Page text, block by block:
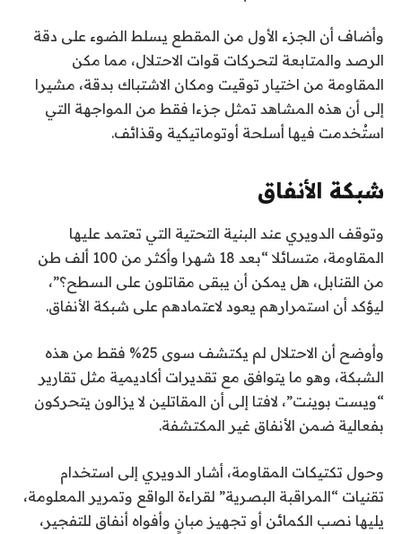
وأضاف أن الجزء الأول من المقطع يسلط الضوء على دقة
الرصد والمتابعة لتحركات قوات الاحتلال، مما مكن
المقاومة من اختيار توقيت ومكان الاشتباك بدقة، مشيرا
إلى أن هذه المشاهد تمثل جزءا فقط من المواجهة التي
استُخدمت فيها أسلحة أوتوماتيكية وقذائف.
شبكة الأنفاق
وتوقف الدويري عند البنية التحتية التي تعتمد عليها
المقاومة، متسائلا “بعد 18 شهرا وأكثر من 100 ألف طن
من القنابل، هل يمكن أن يبقى مقاتلون على السطح؟”،
ليؤكد أن استمرارهم يعود لاعتمادهم على شبكة الأنفاق.
وأوضح أن الاحتلال لم يكتشف سوى 25% فقط من هذه
الشبكة، وهو ما يتوافق مع تقديرات أكاديمية مثل تقارير
“ويست بوينت”، لافتا إلى أن المقاتلين لا يزالون يتحركون
بفعالية ضمن الأنفاق غير المكتشفة.
وحول تكتيكات المقاومة، أشار الدويري إلى استخدام
تقنيات “المراقبة البصرية” لقراءة الواقع وتمرير المعلومة،
يليها نصب الكمائن أو تجهيز مبانٍ وأفواه أنفاق للتفجير،